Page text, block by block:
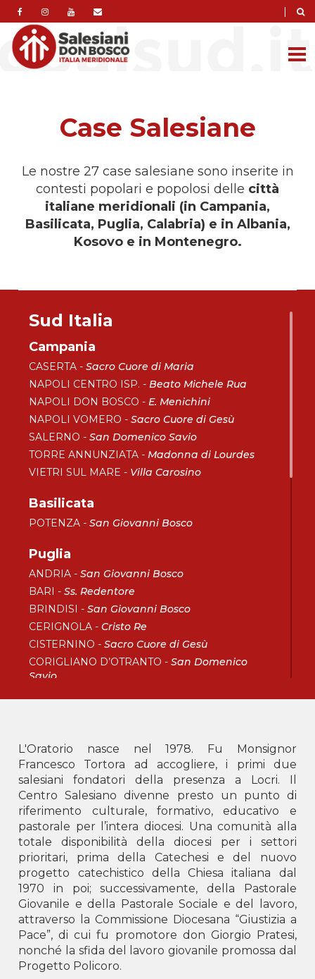
|
Case Salesiane
Le nostre 27 case salesiane sono inserite in
contesti popolari e popolosi delle città
italiane meridionali (in Campania,
Basilicata, Puglia, Calabria) e in Albania,
Kosovo e in Montenegro.
Sud Italia
Campania
CASERTA -Sacro Cuore di Maria
NAPOLI CENTRO ISP. -Beato Michele Rua
NAPOLI DON BOSCO -E. Menichini
NAPOLI VOMERO -Sacro Cuore di Gesù
SALERNO -San Domenico Savio
TORRE ANNUNZIATA -Madonna di Lourdes
VIETRI SUL MARE - Villa Carosino
Basilicata
POTENZA -San Giovanni Bosco
Puglia
ANDRIA -San Giovanni Bosco
BARI -Ss. Redentore
BRINDISI -San Giovanni Bosco
CERIGNOLA -Cristo Re
CISTERNINO -Sacro Cuore di Gesù
CORIGLIANO D’OTRANTO -San Domenico
Savio
TARANTO -San Giovanni Bosco
Calabria
BOVA MARINA -Don Bosco
CORIGLIANO ROSSANO -Maria Ausiliatrice
LOCRI - San Giovanni Bosco
SOVERATO - Beato Michele Rua
VIBO VALENTIA -Santa Maria del Soccorso
Delegazione AKM
Albania
LUSHNJË - Shën Pjetri dhe Pali
SCUTARI -B.V. Buon Consiglio
L'Oratorio nasce nel 1978. Fu Monsignor
Francesco Tortora ad accogliere, i primi due
salesiani fondatori della presenza a Locri. Il
Centro Salesiano divenne presto un punto di
riferimento culturale, formativo, educativo e
pastorale per l’intera diocesi. Una comunità alla
totale disponibilità della diocesi per i settori
prioritari, prima della Catechesi e del nuovo
progetto catechistico della Chiesa italiana dal
1970 in poi; successivamente, della Pastorale
Giovanile e della Pastorale Sociale e del lavoro,
attraverso la Commissione Diocesana “Giustizia a
Pace”, di cui fu promotore don Giorgio Pratesi,
nonché la sfida del lavoro giovanile promossa dal
Progetto Policoro.